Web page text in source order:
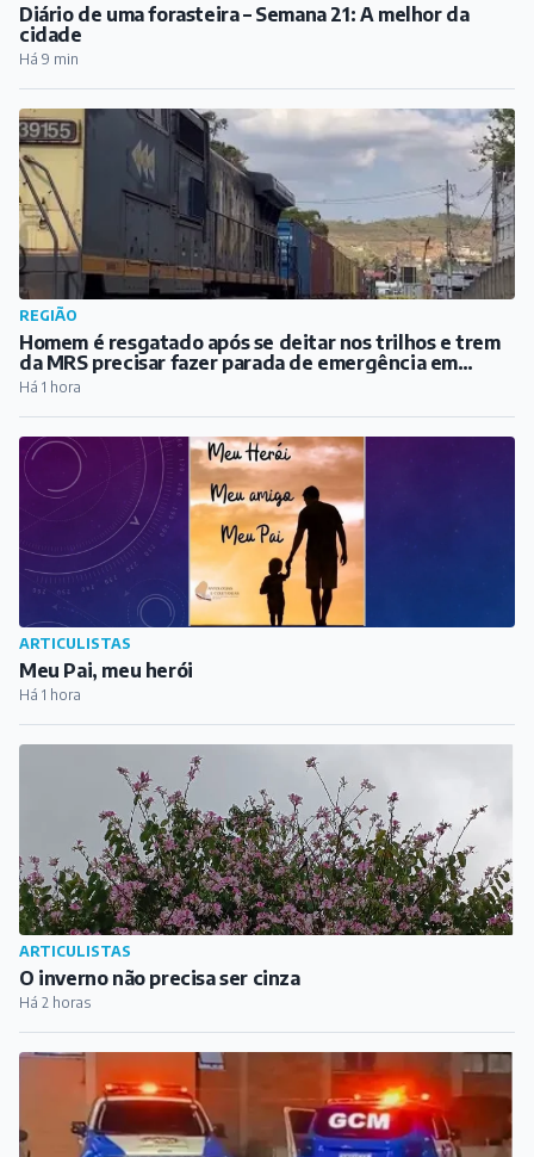
Diário de uma forasteira – Semana 21: A melhor da
cidade
Há 9 min
REGIÃO
Homem é resgatado após se deitar nos trilhos e trem
da MRS precisar fazer parada de emergência em
Santos Dumont
Há 1 hora
ARTICULISTAS
Meu Pai, meu herói
Há 1 hora
ARTICULISTAS
O inverno não precisa ser cinza
Há 2 horas